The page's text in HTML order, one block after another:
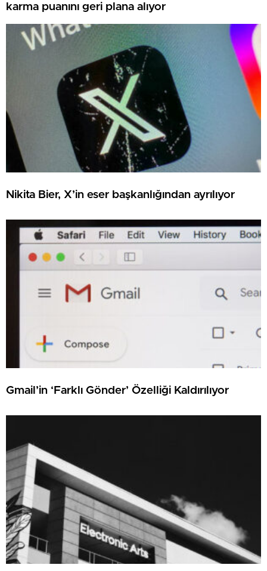
karma puanını geri plana alıyor
Nikita Bier, X’in eser başkanlığından ayrılıyor
Gmail’in ‘Farklı Gönder’ Özelliği Kaldırılıyor